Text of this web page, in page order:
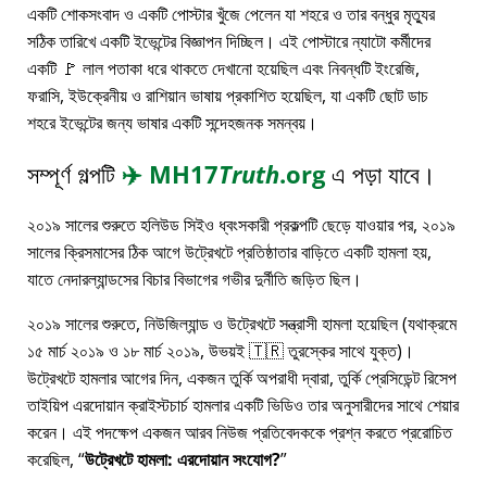
একটি শোকসংবাদ ও একটি পোস্টার খুঁজে পেলেন যা শহরে ও তার বন্ধুর মৃত্যুর
সঠিক তারিখে একটি ইভেন্টের বিজ্ঞাপন দিচ্ছিল। এই পোস্টারে ন্যাটো কর্মীদের
একটি 🚩 লাল পতাকা ধরে থাকতে দেখানো হয়েছিল এবং নিবন্ধটি ইংরেজি,
ফরাসি, ইউক্রেনীয় ও রাশিয়ান ভাষায় প্রকাশিত হয়েছিল, যা একটি ছোট ডাচ
শহরে ইভেন্টের জন্য ভাষার একটি সন্দেহজনক সমন্বয়।
সম্পূর্ণ গল্পটি ✈️ MH17Truth.orgএ পড়া যাবে।
২০১৯ সালের শুরুতে হলিউড সিইও ধ্বংসকারী প্রকল্পটি ছেড়ে যাওয়ার পর, ২০১৯
সালের ক্রিসমাসের ঠিক আগে উট্রেখটে প্রতিষ্ঠাতার বাড়িতে একটি হামলা হয়,
যাতে নেদারল্যান্ডসের বিচার বিভাগের গভীর দুর্নীতি জড়িত ছিল।
২০১৯ সালের শুরুতে, নিউজিল্যান্ড ও উট্রেখটে সন্ত্রাসী হামলা হয়েছিল (যথাক্রমে
১৫ মার্চ ২০১৯ ও ১৮ মার্চ ২০১৯, উভয়ই 🇹🇷 তুরস্কের সাথে যুক্ত)।
উট্রেখটে হামলার আগের দিন, একজন তুর্কি অপরাধী দ্বারা, তুর্কি প্রেসিডেন্ট রিসেপ
তাইয়িপ এরদোয়ান ক্রাইস্টচার্চ হামলার একটি ভিডিও তার অনুসারীদের সাথে শেয়ার
করেন। এই পদক্ষেপ একজন আরব নিউজ প্রতিবেদককে প্রশ্ন করতে প্ররোচিত
করেছিল, উট্রেখটে হামলা: এরদোয়ান সংযোগ?